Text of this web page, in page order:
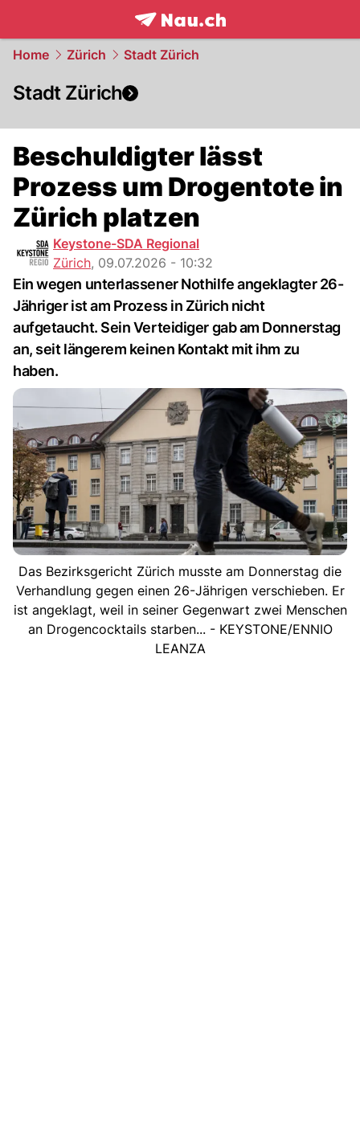
frontpage.NAU.ch
Home Zürich Stadt Zürich
Stadt Zürich
Beschuldigter lässt
Prozess um Drogentote in
Zürich platzen
Keystone-SDA Regional
Zürich, 09.07.2026 - 10:32
Ein wegen unterlassener Nothilfe angeklagter 26-
Jähriger ist am Prozess in Zürich nicht
aufgetaucht. Sein Verteidiger gab am Donnerstag
an, seit längerem keinen Kontakt mit ihm zu
haben.
Das Bezirksgericht Zürich musste am Donnerstag die
Verhandlung gegen einen 26-Jährigen verschieben. Er
ist angeklagt, weil in seiner Gegenwart zwei Menschen
an Drogencocktails starben... - KEYSTONE/ENNIO
LEANZA